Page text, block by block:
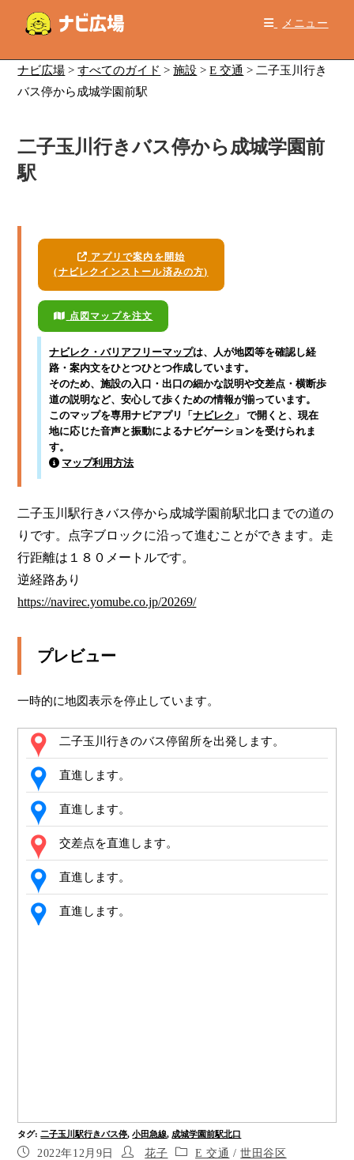
メニュー
ナビ広場 >すべてのガイド >施設 >E 交通 > 二子玉川行き
バス停から成城学園前駅
二子玉川行きバス停から成城学園前
駅
アプリで案内を開始
(ナビレクインストール済みの方)
点図マップを注文
ナビレク・バリアフリーマップは、人が地図等を確認し経
路・案内文をひとつひとつ作成しています。
そのため、施設の入口・出口の細かな説明や交差点・横断歩
道の説明など、安心して歩くための情報が揃っています。
このマップを専用ナビアプリ「ナビレク 」 で開くと、現在
地に応じた音声と振動によるナビゲーションを受けられま
す。
マップ利用方法
二子玉川駅行きバス停から成城学園前駅北口までの道の
りです。点字ブロックに沿って進むことができます。走
行距離は１８０メートルです。
https://navirec.yomube.co.jp/20269/
プレビュー
一時的に地図表示を停止しています。
二子玉川行きのバス停留所を出発します。
直進します。
直進します。
交差点を直進します。
直進します。
直進します。
玉川行きのバス停留所までは、徒歩2分です。二子
玉川駅までは２５分ほどで到着します。
タグ:二子玉川駅行きバス停, 小田急線, 成城学園前駅北口
2022年12月9日 花子 E 交通 /世田谷区